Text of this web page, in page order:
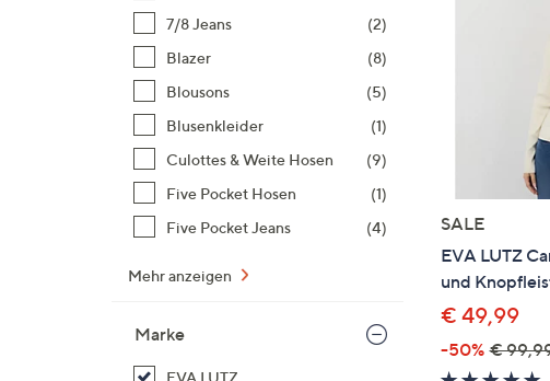
7/8 Jeans
(2)
Blazer
(8)
Blousons
(5)
Blusenkleider
(1)
Culottes & Weite Hosen
(9)
Five Pocket Hosen
(1)
Five Pocket Jeans
(4)
Mehr anzeigen
Marke
EVA LUTZ
SALE
EVA LUTZ
und
€ 49,99
-50% €